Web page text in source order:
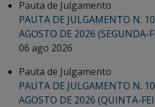
Pauta de Julgamento
PAUTA DE JULGAMENTO N.
AGOSTO DE 2026 (SEGUNDA-
06 ago 2026
Pauta de Julgamento
PAUTA DE JULGAMENTO N.
AGOSTO DE 2026 (QUINTA-